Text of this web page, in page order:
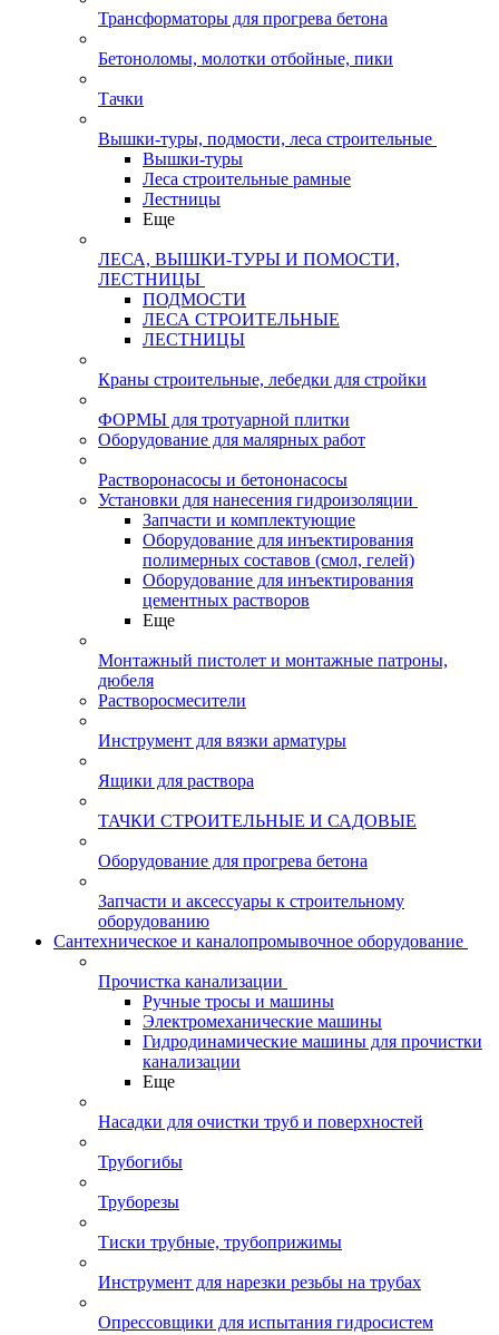
Трансформаторы для прогрева бетона
Бетоноломы, молотки отбойные, пики
Тачки
Вышки-туры, подмости, леса строительные
Вышки-туры
Леса строительные рамные
Лестницы
Еще
ЛЕСА, ВЫШКИ-ТУРЫ И ПОМОСТИ,
ЛЕСТНИЦЫ
ПОДМОСТИ
ЛЕСА СТРОИТЕЛЬНЫЕ
ЛЕСТНИЦЫ
Краны строительные, лебедки для стройки
ФОРМЫ для тротуарной плитки
Оборудование для малярных работ
Растворонасосы и бетононасосы
Установки для нанесения гидроизоляции
Запчасти и комплектующие
Оборудование для инъектирования
полимерных составов (смол, гелей)
Оборудование для инъектирования
цементных растворов
Еще
Монтажный пистолет и монтажные патроны,
дюбеля
Растворосмесители
Инструмент для вязки арматуры
Ящики для раствора
ТАЧКИ СТРОИТЕЛЬНЫЕ И САДОВЫЕ
Оборудование для прогрева бетона
Запчасти и аксессуары к строительному
оборудованию
Сантехническое и каналопромывочное оборудование
Прочистка канализации
Ручные тросы и машины
Электромеханические машины
Гидродинамические машины для прочистки
канализации
Еще
Насадки для очистки труб и поверхностей
Трубогибы
Труборезы
Тиски трубные, трубоприжимы
Инструмент для нарезки резьбы на трубах
Опрессовщики для испытания гидросистем